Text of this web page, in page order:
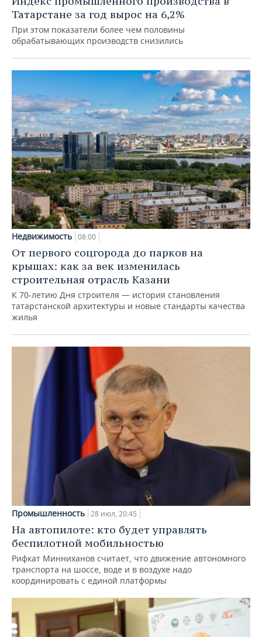
Татарстане за год вырос на 6,2%
При этом показатели более чем половины
обрабатывающих производств снизились
Недвижимость 08:00
От первого соцгорода до парков на
крышах: как за век изменилась
строительная отрасль Казани
К 70-летию Дня строителя — история становления
татарстанской архитектуры и новые стандарты качества
жилья
Промышленность 28 июл, 20:45
На автопилоте: кто будет управлять
беспилотной мобильностью
Рифкат Минниханов считает, что движение автономного
транспорта на шоссе, воде и в воздухе надо
координировать с единой платформы